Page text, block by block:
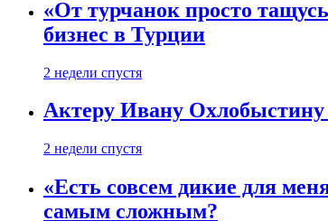
«От турчанок просто
бизнес в Турции
2 недели спустя
Актеру Ивану Охлобыстину
2 недели спустя
«Есть совсем дикие для
самым сложным?